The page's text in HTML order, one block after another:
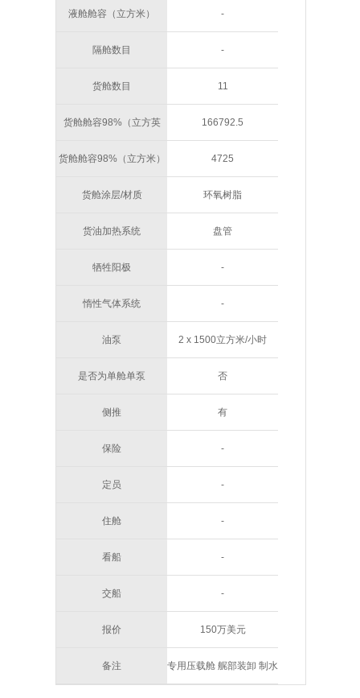
液舱舱容（立方米） -
隔舱数目 -
货舱数目 11
货舱舱容98%（立方英
尺）
166792.5
货舱舱容98%（立方米） 4725
货舱涂层/材质 环氧树脂
货油加热系统 盘管
牺牲阳极 -
惰性气体系统 -
油泵 2 x 1500立方米/小时
是否为单舱单泵 否
侧推 有
保险 -
定员 -
住舱 -
看船 -
交船 -
报价 150万美元
备注 专用压载舱 艉部装卸 制水